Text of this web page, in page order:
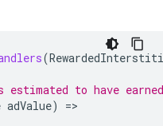
(
to have
adValue) =